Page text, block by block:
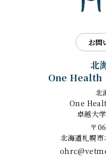
お問
北
One Health
北
One
卓越大
〒
北海道札幌